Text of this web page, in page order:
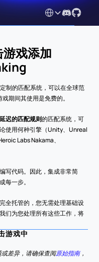
Select Language
戏添加
制的匹配系统，可以在全球范
期间其使用是免费的。
迟的匹配规则的匹配系统，可
使用何种引擎（Unity、Unreal
Labs Nakama、
写代码。因此，集成非常简
每一步。
全托管的，您无需处理基础设
们为您处理所有这些工作，将
游戏中
差异，请确保查阅原始指南，